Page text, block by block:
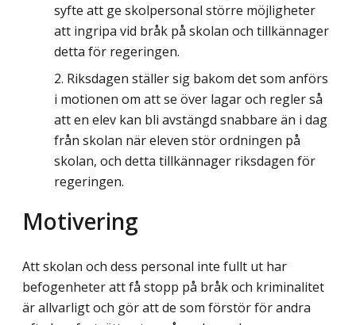
syfte att ge skolpersonal större möjligheter
att ingripa vid bråk på skolan och tillkännager
detta för regeringen.
Riksdagen ställer sig bakom det som anförs
i motionen om att se över lagar och regler så
att en elev kan bli avstängd snabbare än i dag
från skolan när eleven stör ordningen på
skolan, och detta tillkännager riksdagen för
regeringen.
Motivering
Att skolan och dess personal inte fullt ut har
befogenheter att få stopp på bråk och kriminalitet
är allvarligt och gör att de som förstör för andra